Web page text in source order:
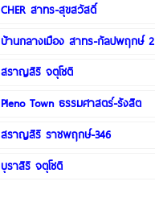
CHER สาทร-สุขสวัสดิ์
บ้านกลางเมือง สาทร-กัลปพฤกษ์ 2
สราญสิริ จตุโชติ
Pleno Town ธรรมศาสตร์-รังสิต
สราญสิริ ราชพฤกษ์-346
บุราสิริ จตุโชติ